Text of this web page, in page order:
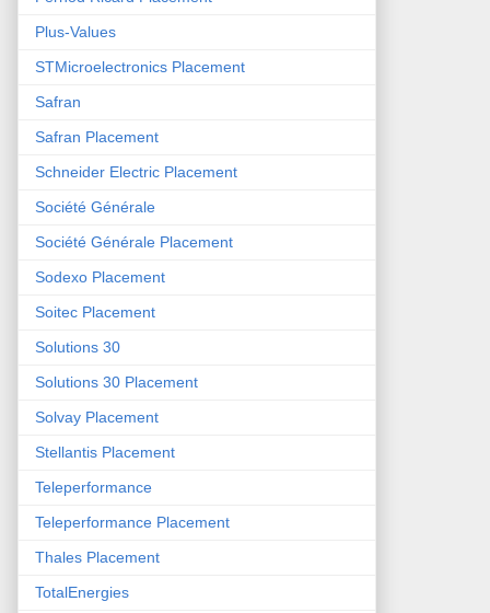
Plus-Values
STMicroelectronics Placement
Safran
Safran Placement
Schneider Electric Placement
Société Générale
Société Générale Placement
Sodexo Placement
Soitec Placement
Solutions 30
Solutions 30 Placement
Solvay Placement
Stellantis Placement
Teleperformance
Teleperformance Placement
Thales Placement
TotalEnergies